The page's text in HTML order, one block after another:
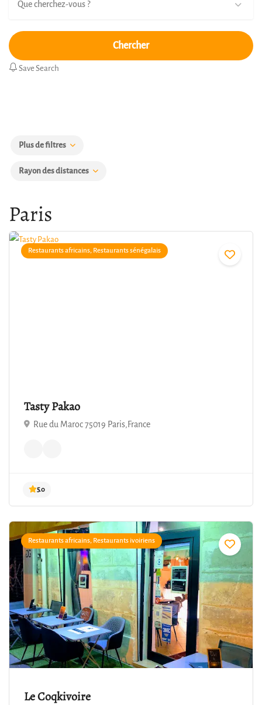
Que cherchez-vous ?
Chercher
Save Search
Plus de filtres
Rayon des distances
Paris
Restaurants africains, Restaurants sénégalais
Tasty Pakao
Rue du Maroc 75019 Paris,France
5.0
Restaurants africains, Restaurants ivoiriens
Le Coqkivoire